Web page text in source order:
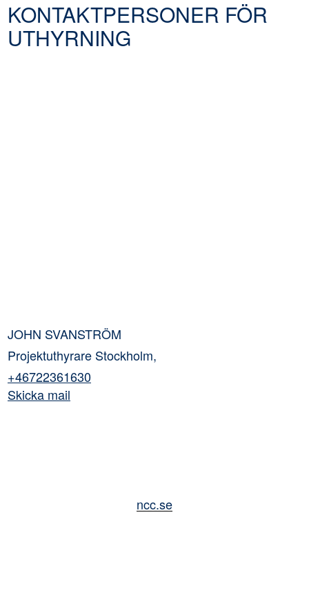
KONTAKTPERSONER FÖR
UTHYRNING
JOHN SVANSTRÖM
Projektuthyrare Stockholm,
+46722361630
Skicka mail
ncc.se